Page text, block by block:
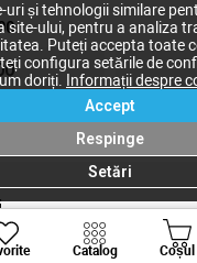
Catalog Coșul
uri și tehnologii similare
site-ului, pentru a analiza
Puteți accepta toate
configura setările de
doriți.
Informații despre
Accept
Respinge
Setări